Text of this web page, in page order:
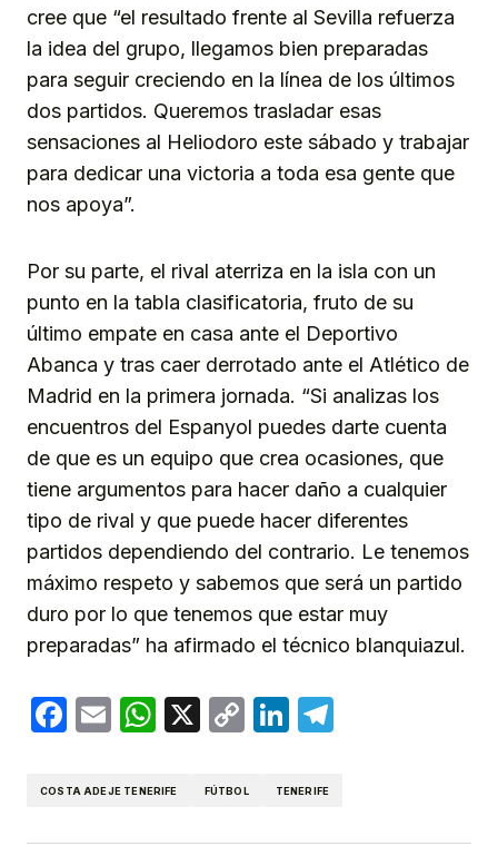
cree que “el resultado frente al Sevilla refuerza
la idea del grupo, llegamos bien preparadas
para seguir creciendo en la línea de los últimos
dos partidos. Queremos trasladar esas
sensaciones al Heliodoro este sábado y trabajar
para dedicar una victoria a toda esa gente que
nos apoya”.
Por su parte, el rival aterriza en la isla con un
punto en la tabla clasificatoria, fruto de su
último empate en casa ante el Deportivo
Abanca y tras caer derrotado ante el Atlético de
Madrid en la primera jornada. “Si analizas los
encuentros del Espanyol puedes darte cuenta
de que es un equipo que crea ocasiones, que
tiene argumentos para hacer daño a cualquier
tipo de rival y que puede hacer diferentes
partidos dependiendo del contrario. Le tenemos
máximo respeto y sabemos que será un partido
duro por lo que tenemos que estar muy
preparadas” ha afirmado el técnico blanquiazul.
Facebook
EmailWhatsApp
X
CopyLinkedIn
COSTA ADEJE TENERIFE FÚTBOL TENERIFE